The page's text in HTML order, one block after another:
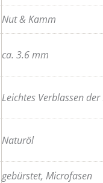
Nut & Kamm
ca. 3.6 mm
Leichtes Verblassen
Naturöl
gebürstet, Microfasen